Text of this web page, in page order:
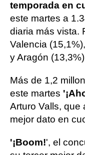
temporada en
este martes a
diaria más vista.
Valencia
y Aragón
Más de 1,2
este martes
Arturo Valls, que
mejor dato en
'¡Boom!', el